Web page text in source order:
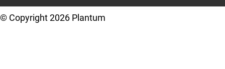
© Copyright 2026 Plantum